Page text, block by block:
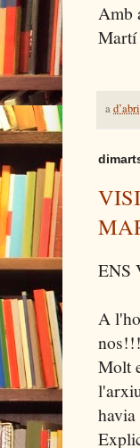
Amb
Martí
a
ENS
A
nos!!!
Molt